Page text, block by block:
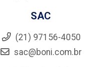
SAC
(21) 97156-4050
sac@boni.com.br